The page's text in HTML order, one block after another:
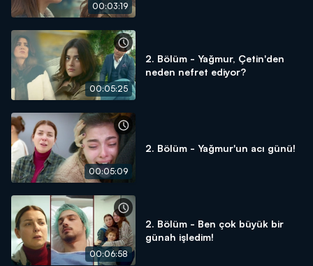
00:03:19
00:05:25
2. Bölüm - Yağmur, Çetin'den
neden nefret ediyor?
00:05:09
2. Bölüm - Yağmur'un acı günü!
00:06:58
2. Bölüm - Ben çok büyük bir
günah işledim!